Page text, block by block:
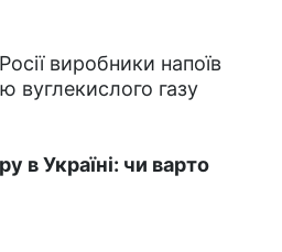
виробники напоїв
вуглекислого газу
в Україні: чи варто